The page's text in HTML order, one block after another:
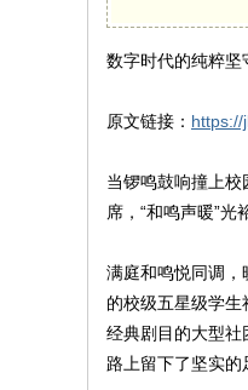
数字时代的纯粹
原文链接：
当锣鸣鼓响撞上
席，“和鸣声暖”光
满庭和鸣悦同调
的校级五星级学
经典剧目的大型社
路上留下了坚实的